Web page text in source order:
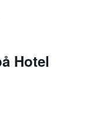
Hotel